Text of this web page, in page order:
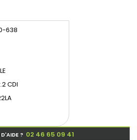
638
CDI
? 02 46 65 09 41